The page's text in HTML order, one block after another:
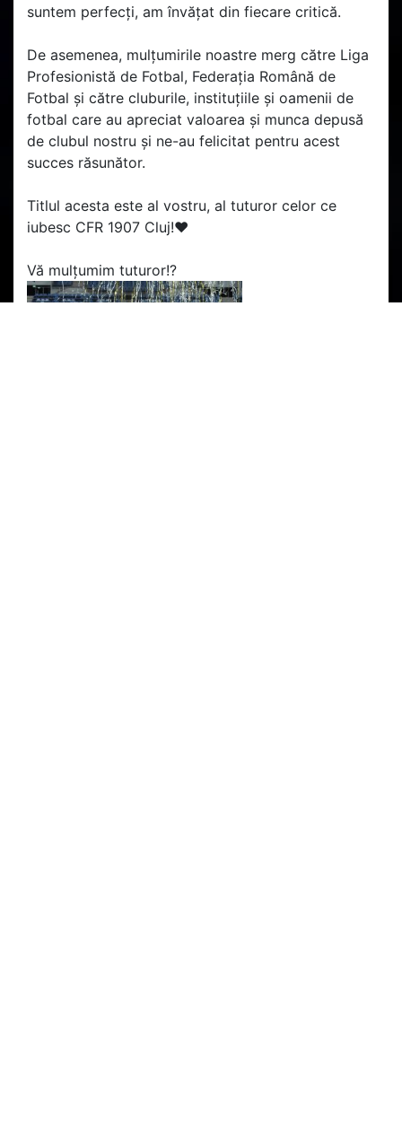
suntem perfecți, am învățat din fiecare critică.
De asemenea, mulțumirile noastre merg către Liga
Profesionistă de Fotbal, Federația Română de
Fotbal și către cluburile, instituțiile și oamenii de
fotbal care au apreciat valoarea și munca depusă
de clubul nostru și ne-au felicitat pentru acest
succes răsunător.
Titlul acesta este al vostru, al tuturor celor ce
iubesc CFR 1907 Cluj!❤️
Vă mulțumim tuturor!?